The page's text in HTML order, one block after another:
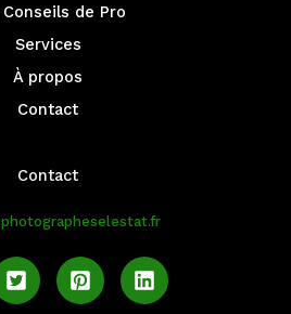
Conseils de Pro
Services
À propos
Contact
Contact